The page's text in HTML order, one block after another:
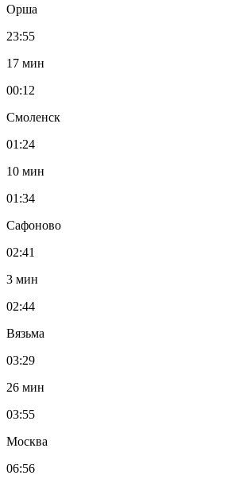
Орша
23:55
17 мин
00:12
Смоленск
01:24
10 мин
01:34
Сафоново
02:41
3 мин
02:44
Вязьма
03:29
26 мин
03:55
Москва
06:56